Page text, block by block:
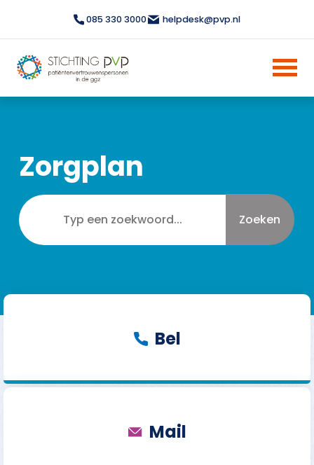
085 330 3000 helpdesk@pvp.nl
Zorgplan
Zoeken
Bel
Mail